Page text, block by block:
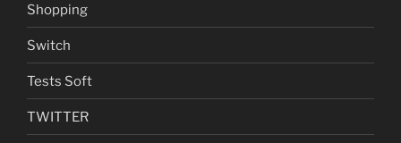
Shopping
Switch
Tests Soft
TWITTER